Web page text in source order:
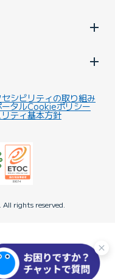
シビリティの取り組み
タルCookieポリシー
ティ基本方針
All rights reserved.